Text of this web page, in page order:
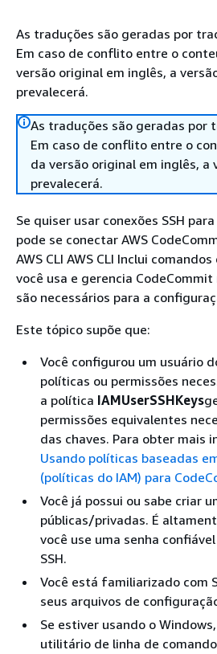
As traduções são geradas por
Em caso de conflito entre o
versão original em inglês, a
prevalecerá.
As traduções são geradas por
Em caso de conflito entre o
da versão original em inglês, a
prevalecerá.
Se quiser usar conexões SSH
pode se conectar AWS
AWS CLI AWS CLI Inclui
você usa e gerencia
são necessários para a
Este tópico supõe que:
Você configurou um usuário
políticas ou permissões
a política IAMUserSSHKeys
permissões equivalentes
das chaves. Para obter mais
Usando políticas baseadas
(políticas do IAM) para
Você já possui ou sabe criar
públicas/privadas. É
você use uma senha
SSH.
Você está familiarizado com
seus arquivos de
Se estiver usando o
utilitário de linha de